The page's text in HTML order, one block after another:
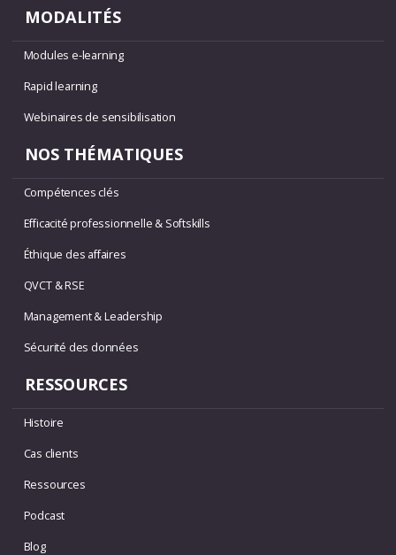
MODALITÉS
Modules e-learning
Rapid learning
Webinaires de sensibilisation
NOS THÉMATIQUES
Compétences clés
Efficacité professionnelle & Softskills
Éthique des affaires
QVCT & RSE
Management & Leadership
Sécurité des données
RESSOURCES
Histoire
Cas clients
Ressources
Podcast
Blog